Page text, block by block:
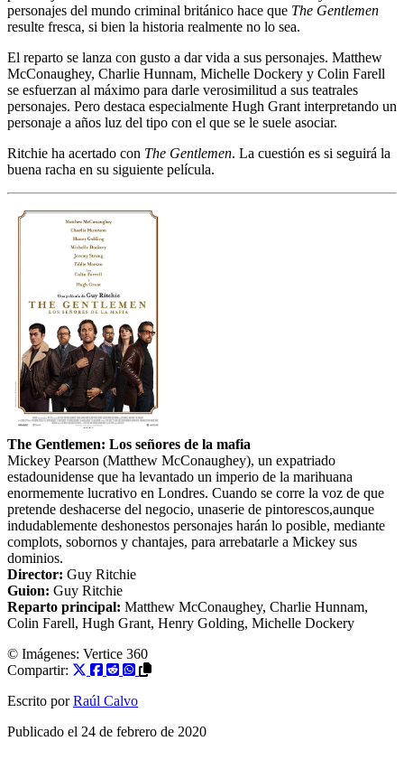
personajes del mundo criminal británico hace que The Gentlemen
resulte fresca, si bien la historia realmente no lo sea.
El reparto se lanza con gusto a dar vida a sus personajes. Matthew
McConaughey, Charlie Hunnam, Michelle Dockery y Colin Farell
se esfuerzan al máximo para darle verosimilitud a sus teatrales
personajes. Pero destaca especialmente Hugh Grant interpretando un
personaje a años luz del tipo con el que se le suele asociar.
Ritchie ha acertado con The Gentlemen. La cuestión es si seguirá la
buena racha en su siguiente película.
The Gentlemen: Los señores de la mafia
Mickey Pearson (Matthew McConaughey), un expatriado
estadounidense que ha levantado un imperio de la marihuana
enormemente lucrativo en Londres. Cuando se corre la voz de que
pretende deshacerse del negocio, unaserie de pintorescos,aunque
indudablemente deshonestos personajes harán lo posible, mediante
complots, sobornos y chantajes, para arrebatarle a Mickey sus
dominios.
Director: Guy Ritchie
Guion: Guy Ritchie
Reparto principal: Matthew McConaughey, Charlie Hunnam,
Colin Farell, Hugh Grant, Henry Golding, Michelle Dockery
© Imágenes: Vertice 360
Compartir:
Escrito por Raúl Calvo
Publicado el 24 de febrero de 2020